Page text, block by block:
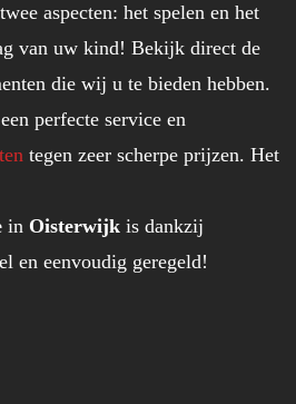
aspecten: het spelen en het
van uw kind! Bekijk direct de
die wij u te bieden hebben.
perfecte service en
tegen zeer scherpe prijzen. Het
in Oisterwijk is dankzij
en eenvoudig geregeld!